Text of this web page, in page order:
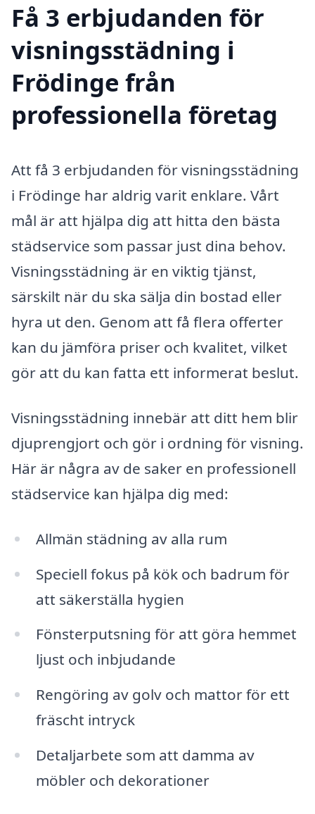
Få 3 erbjudanden för
visningsstädning i
Frödinge från
professionella företag
Att få 3 erbjudanden för visningsstädning
i Frödinge har aldrig varit enklare. Vårt
mål är att hjälpa dig att hitta den bästa
städservice som passar just dina behov.
Visningsstädning är en viktig tjänst,
särskilt när du ska sälja din bostad eller
hyra ut den. Genom att få flera offerter
kan du jämföra priser och kvalitet, vilket
gör att du kan fatta ett informerat beslut.
Visningsstädning innebär att ditt hem blir
djuprengjort och gör i ordning för visning.
Här är några av de saker en professionell
städservice kan hjälpa dig med:
Allmän städning av alla rum
Speciell fokus på kök och badrum för
att säkerställa hygien
Fönsterputsning för att göra hemmet
ljust och inbjudande
Rengöring av golv och mattor för ett
fräscht intryck
Detaljarbete som att damma av
möbler och dekorationer